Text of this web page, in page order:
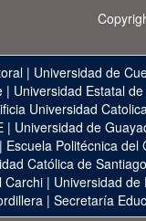
| Universidad de
| Universidad Estatal
Universidad
| Universidad de
Escuela Politécnica del
Católica de
Carchi | Universidad de
| Secretaría